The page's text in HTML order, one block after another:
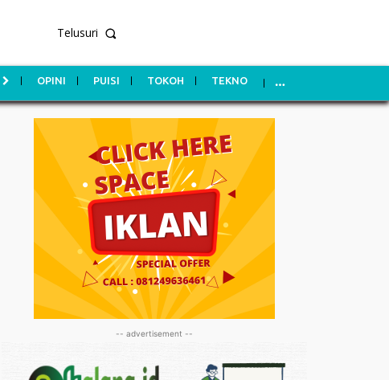
Telusuri
OPINI PUISI TOKOH TEKNO
-- advertisement --